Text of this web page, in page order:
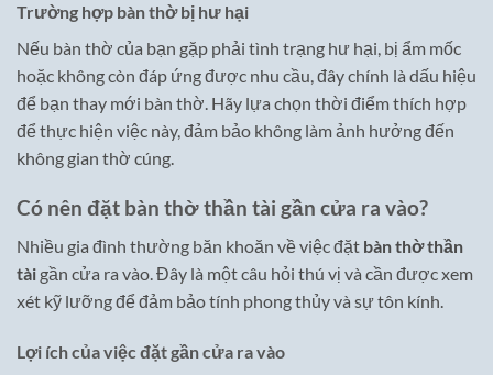
Trường hợp bàn thờ bị hư hại
Nếu bàn thờ của bạn gặp phải tình trạng hư hại, bị ẩm mốc
hoặc không còn đáp ứng được nhu cầu, đây chính là dấu hiệu
để bạn thay mới bàn thờ. Hãy lựa chọn thời điểm thích hợp
để thực hiện việc này, đảm bảo không làm ảnh hưởng đến
không gian thờ cúng.
Có nên đặt bàn thờ thần tài gần cửa ra vào?
Nhiều gia đình thường băn khoăn về việc đặt bàn thờ thần
tài gần cửa ra vào. Đây là một câu hỏi thú vị và cần được xem
xét kỹ lưỡng để đảm bảo tính phong thủy và sự tôn kính.
Lợi ích của việc đặt gần cửa ra vào